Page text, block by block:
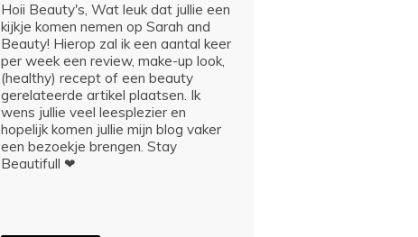
Hoii Beauty's, Wat leuk dat jullie een
kijkje komen nemen op Sarah and
Beauty! Hierop zal ik een aantal keer
per week een review, make-up look,
(healthy) recept of een beauty
gerelateerde artikel plaatsen. Ik
wens jullie veel leesplezier en
hopelijk komen jullie mijn blog vaker
een bezoekje brengen. Stay
Beautifull ❤